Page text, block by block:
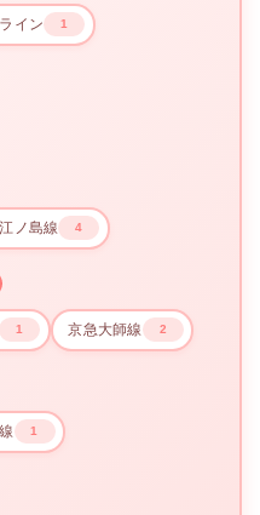
イン 1
ノ島線 4
1 京急大師線 2
1